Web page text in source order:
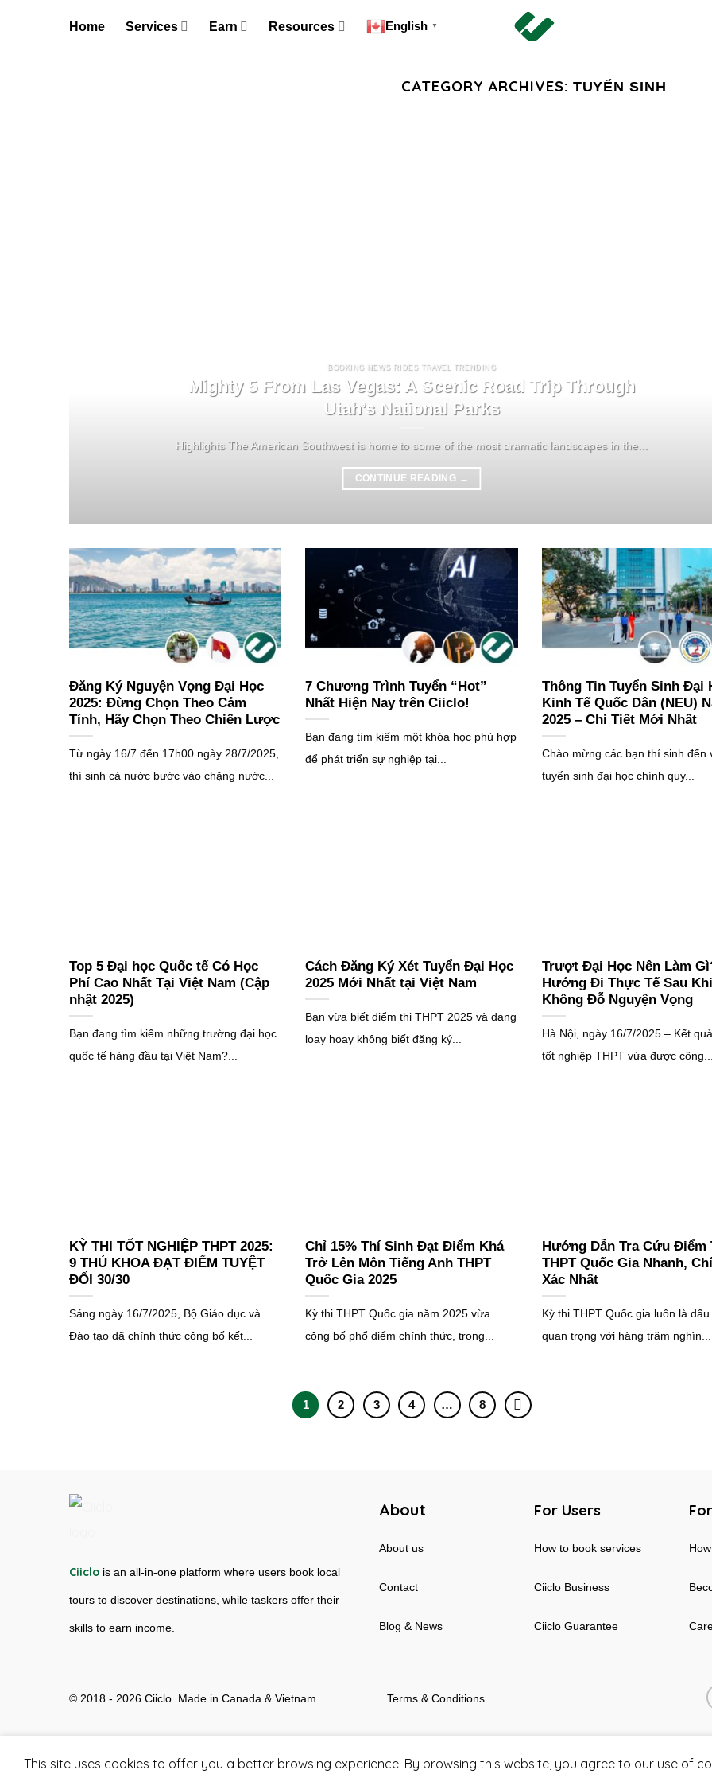
Home Services Earn Resources English ▼
CATEGORY ARCHIVES: TUYỂN SINH
BOOKING NEWS RIDES TRAVEL TRENDING
Mighty 5 From Las Vegas: A Scenic Road Trip Through
Utah’s National Parks
Highlights The American Southwest is home to some of the most dramatic landscapes in the...
CONTINUE READING →
Đăng Ký Nguyện Vọng Đại Học
2025: Đừng Chọn Theo Cảm
Tính, Hãy Chọn Theo Chiến Lược
Từ ngày 16/7 đến 17h00 ngày 28/7/2025,
thí sinh cả nước bước vào chặng nước...
7 Chương Trình Tuyển “Hot”
Nhất Hiện Nay trên Ciiclo!
Bạn đang tìm kiếm một khóa học phù hợp
để phát triển sự nghiệp tại...
Thông Tin Tuyển Sinh Đại
Kinh Tế Quốc Dân (NEU)
2025 – Chi Tiết Mới Nhất
Chào mừng các bạn thí sinh đến
tuyển sinh đại học chính quy...
Top 5 Đại học Quốc tế Có Học
Phí Cao Nhất Tại Việt Nam (Cập
nhật 2025)
Bạn đang tìm kiếm những trường đại học
quốc tế hàng đầu tại Việt Nam?...
Cách Đăng Ký Xét Tuyển Đại Học
2025 Mới Nhất tại Việt Nam
Bạn vừa biết điểm thi THPT 2025 và đang
loay hoay không biết đăng ký...
Trượt Đại Học Nên Làm
Hướng Đi Thực Tế Sau Khi
Không Đỗ Nguyện Vọng
Hà Nội, ngày 16/7/2025 – Kết
tốt nghiệp THPT vừa được công...
KỲ THI TỐT NGHIỆP THPT 2025:
9 THỦ KHOA ĐẠT ĐIỂM TUYỆT
ĐỐI 30/30
Sáng ngày 16/7/2025, Bộ Giáo dục và
Đào tạo đã chính thức công bố kết...
Chỉ 15% Thí Sinh Đạt Điểm Khá
Trở Lên Môn Tiếng Anh THPT
Quốc Gia 2025
Kỳ thi THPT Quốc gia năm 2025 vừa
công bố phổ điểm chính thức, trong...
Hướng Dẫn Tra Cứu Điểm
THPT Quốc Gia Nhanh,
Xác Nhất
Kỳ thi THPT Quốc gia luôn là
quan trọng với hàng trăm nghìn...
1 2 3 4 … 8
Ciiclo is an all-in-one platform where users book local
tours to discover destinations, while taskers offer their
skills to earn income.
About
About us
Contact
Blog & News
For Users
How to book services
Ciiclo Business
Ciiclo Guarantee
© 2018 - 2026 Ciiclo. Made in Canada & Vietnam Terms & Conditions
This site uses cookies to offer you a better browsing experience. By browsing this website, you agree to our use of